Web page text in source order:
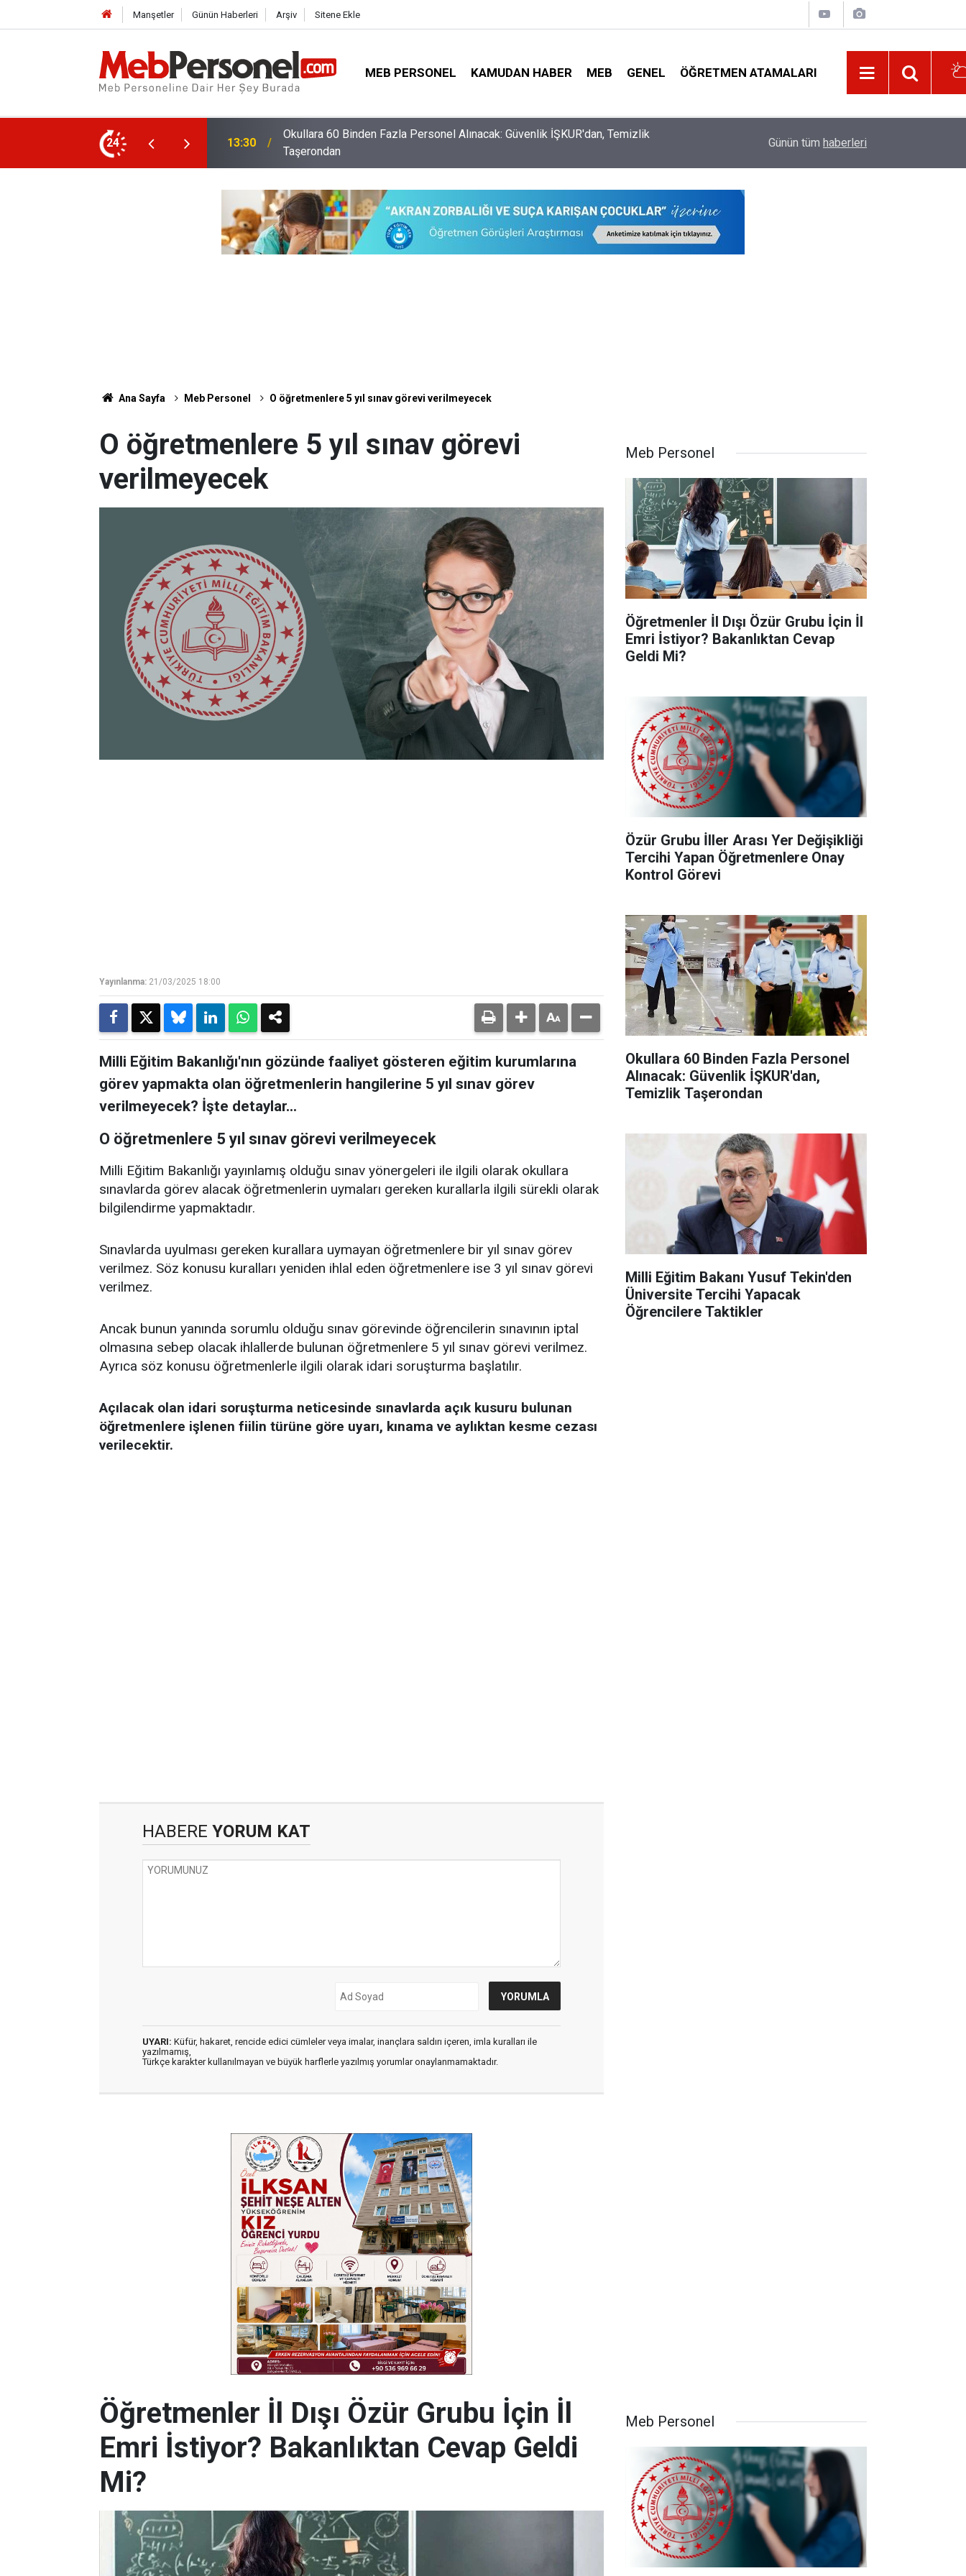
Manşetler Günün Haberleri Arşiv Sitene Ekle
MEB PERSONEL KAMUDAN HABER MEB GENEL ÖĞRETMEN ATAMALARI
24
Alınacak: Güvenlik İŞKUR'dan, Temizlik
12:02
Milli Eğitim Bakanı Yusuf Tekin'den Üniversite Tercihi Yapacak Öğrencilere
Taktikler
İl Dışı Özür Grubu Tercihlerinin Onayı İçin
Günün tüm haberleri
Ana Sayfa Meb Personel O öğretmenlere 5 yıl sınav görevi verilmeyecek
O öğretmenlere 5 yıl sınav görevi
verilmeyecek
Yayınlanma: 21/03/2025 18:00
Milli Eğitim Bakanlığı'nın gözünde faaliyet gösteren eğitim kurumlarına
görev yapmakta olan öğretmenlerin hangilerine 5 yıl sınav görev
verilmeyecek? İşte detaylar…
O öğretmenlere 5 yıl sınav görevi verilmeyecek
Milli Eğitim Bakanlığı yayınlamış olduğu sınav yönergeleri ile ilgili olarak okullara
sınavlarda görev alacak öğretmenlerin uymaları gereken kurallarla ilgili sürekli olarak
bilgilendirme yapmaktadır.
Sınavlarda uyulması gereken kurallara uymayan öğretmenlere bir yıl sınav görev
verilmez. Söz konusu kuralları yeniden ihlal eden öğretmenlere ise 3 yıl sınav görevi
verilmez.
Ancak bunun yanında sorumlu olduğu sınav görevinde öğrencilerin sınavının iptal
olmasına sebep olacak ihlallerde bulunan öğretmenlere 5 yıl sınav görevi verilmez.
Ayrıca söz konusu öğretmenlerle ilgili olarak idari soruşturma başlatılır.
Açılacak olan idari soruşturma neticesinde sınavlarda açık kusuru bulunan
öğretmenlere işlenen fiilin türüne göre uyarı, kınama ve aylıktan kesme cezası
verilecektir.
HABERE YORUM KAT
UYARI: Küfür, hakaret, rencide edici cümleler veya imalar, inançlara saldırı içeren, imla kuralları ile
yazılmamış,
Türkçe karakter kullanılmayan ve büyük harflerle yazılmış yorumlar onaylanmamaktadır.
Meb Personel
Öğretmenler İl Dışı Özür Grubu İçin İl
Emri İstiyor? Bakanlıktan Cevap
Geldi Mi?
Özür Grubu İller Arası Yer Değişikliği
Tercihi Yapan Öğretmenlere Onay
Kontrol Görevi
Okullara 60 Binden Fazla Personel
Alınacak: Güvenlik İŞKUR'dan,
Temizlik Taşerondan
Milli Eğitim Bakanı Yusuf Tekin'den
Üniversite Tercihi Yapacak
Öğrencilere Taktikler
Öğretmenler İl Dışı Özür Grubu İçin İl
Emri İstiyor? Bakanlıktan Cevap Geldi
Mi?
Meb Personel